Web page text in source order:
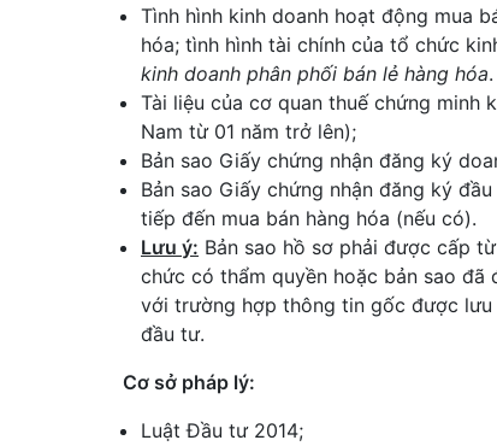
Tình hình kinh doanh hoạt động mua
hóa; tình hình tài chính của tổ chức
kinh doanh phân phối bán lẻ hàng hóa.
Tài liệu của cơ quan thuế chứng minh
Nam từ 01 năm trở lên);
Bản sao Giấy chứng nhận đăng ký
Bản sao Giấy chứng nhận đăng ký
tiếp đến mua bán hàng hóa (nếu có).
Lưu ý: Bản sao hồ sơ phải được cấp
chức có thẩm quyền hoặc bản sao
với trường hợp thông tin gốc được
đầu tư.
Cơ sở pháp lý:
Luật Đầu tư 2014;